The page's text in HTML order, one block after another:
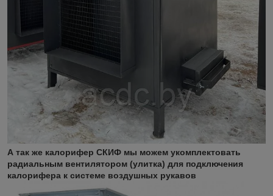
А так же калорифер СКИФ мы можем укомплектовать
радиальным вентилятором (улитка) для подключения
калорифера к системе воздушных рукавов